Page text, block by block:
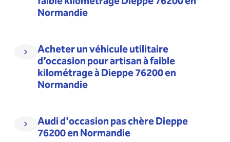
Normandie
Acheter un véhicule utilitaire
d’occasion pour artisan à faible
kilométrage à Dieppe 76200 en
Normandie
Audi d'occasion pas chère Dieppe
76200 en Normandie